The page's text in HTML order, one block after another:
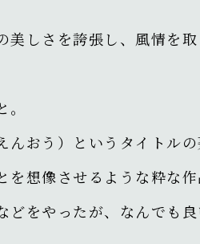
しさを誇張し、風情を
おう）というタイトル
想像させるような粋な作
をやったが、なんでも良